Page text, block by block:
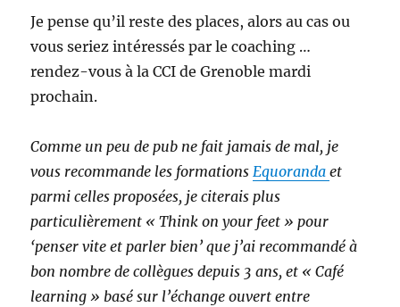
Je pense qu’il reste des places, alors au cas ou
vous seriez intéressés par le coaching …
rendez-vous à la CCI de Grenoble mardi
prochain.
Comme un peu de pub ne fait jamais de mal, je
vous recommande les formationsEquorandaet
parmi celles proposées, je citerais plus
particulièrement « Think on your feet » pour
‘penser vite et parler bien’ que j’ai recommandé à
bon nombre de collègues depuis 3 ans, et « Café
learning » basé sur l’échange ouvert entre